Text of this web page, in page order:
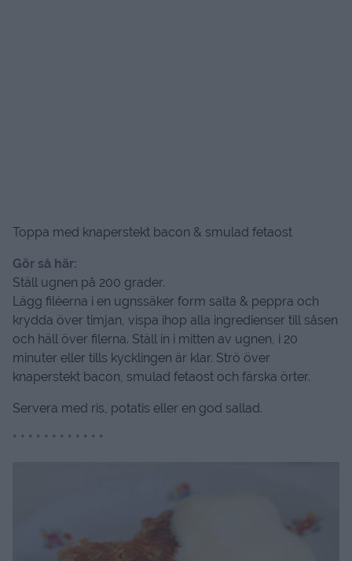
Toppa med knaperstekt bacon & smulad fetaost
Gör så här:
Ställ ugnen på 200 grader.
Lägg filéerna i en ugnssäker form salta & peppra och
krydda över timjan, vispa ihop alla ingredienser till såsen
och häll över filerna. Ställ in i mitten av ugnen, i 20
minuter eller tills kycklingen är klar. Strö över
knaperstekt bacon, smulad fetaost och färska örter.
Servera med ris, potatis eller en god sallad.
* * * * * * * * * * * *